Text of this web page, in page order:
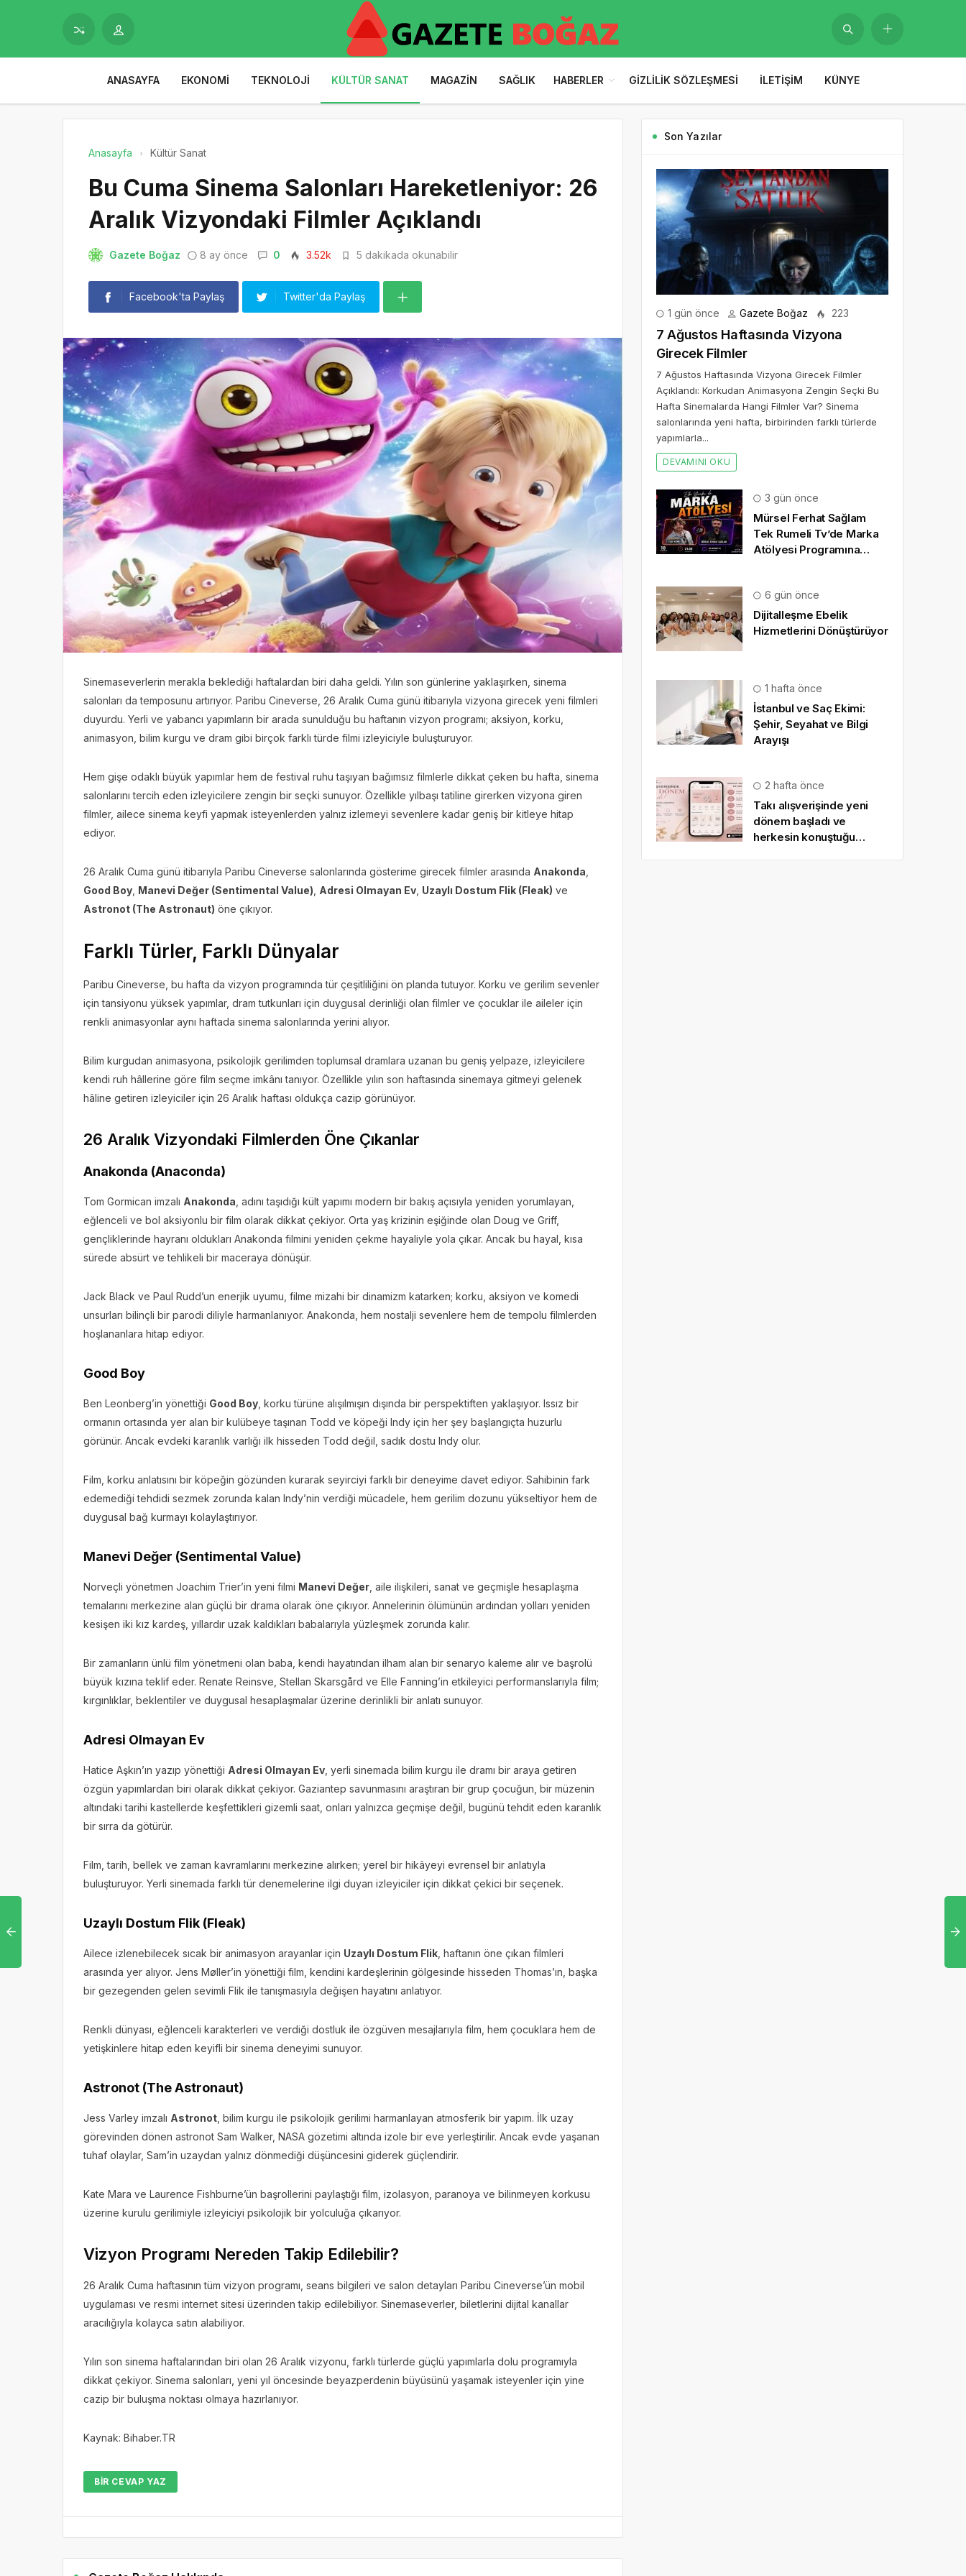
ANASAYFA EKONOMI TEKNOLOJI KÜLTÜR SANAT MAGAZIN SAĞLIK HABERLER GIZLILIK SÖZLEŞMESI İLETIŞIM KÜNYE
Anasayfa Kültür Sanat
Bu Cuma Sinema Salonları Hareketleniyor: 26
Aralık Vizyondaki Filmler Açıklandı
Gazete Boğaz 8 ay önce 0 3.52k 5 dakikada okunabilir
Facebook'ta Paylaş Twitter'da Paylaş
Sinemaseverlerin merakla beklediği haftalardan biri daha geldi. Yılın son günlerine yaklaşırken, sinema
salonları da temposunu artırıyor. Paribu Cineverse, 26 Aralık Cuma günü itibarıyla vizyona girecek yeni filmleri
duyurdu. Yerli ve yabancı yapımların bir arada sunulduğu bu haftanın vizyon programı; aksiyon, korku,
animasyon, bilim kurgu ve dram gibi birçok farklı türde filmi izleyiciyle buluşturuyor.
Hem gişe odaklı büyük yapımlar hem de festival ruhu taşıyan bağımsız filmlerle dikkat çeken bu hafta, sinema
salonlarını tercih eden izleyicilere zengin bir seçki sunuyor. Özellikle yılbaşı tatiline girerken vizyona giren
filmler, ailece sinema keyfi yapmak isteyenlerden yalnız izlemeyi sevenlere kadar geniş bir kitleye hitap
ediyor.
26 Aralık Cuma günü itibarıyla Paribu Cineverse salonlarında gösterime girecek filmler arasında Anakonda
Good Boy Manevi Değer (Sentimental Value) Adresi Olmayan Ev Uzaylı Dostum Flik (Fleak) ve
Astronot (The Astronaut) öne çıkıyor.
Farklı Türler, Farklı Dünyalar
Paribu Cineverse, bu hafta da vizyon programında tür çeşitliliğini ön planda tutuyor. Korku ve gerilim sevenler
için tansiyonu yüksek yapımlar, dram tutkunları için duygusal derinliği olan filmler ve çocuklar ile aileler için
renkli animasyonlar aynı haftada sinema salonlarında yerini alıyor.
Bilim kurgudan animasyona, psikolojik gerilimden toplumsal dramlara uzanan bu geniş yelpaze, izleyicilere
kendi ruh hâllerine göre film seçme imkânı tanıyor. Özellikle yılın son haftasında sinemaya gitmeyi gelenek
hâline getiren izleyiciler için 26 Aralık haftası oldukça cazip görünüyor.
26 Aralık Vizyondaki Filmlerden Öne Çıkanlar
Anakonda (Anaconda)
Tom Gormican imzalı Anakonda , adını taşıdığı kült yapımı modern bir bakış açısıyla yeniden yorumlayan,
eğlenceli ve bol aksiyonlu bir film olarak dikkat çekiyor. Orta yaş krizinin eşiğinde olan Doug ve Griff,
gençliklerinde hayranı oldukları Anakonda filmini yeniden çekme hayaliyle yola çıkar. Ancak bu hayal, kısa
sürede absürt ve tehlikeli bir maceraya dönüşür.
Jack Black ve Paul Rudd’un enerjik uyumu, filme mizahi bir dinamizm katarken; korku, aksiyon ve komedi
unsurları bilinçli bir parodi diliyle harmanlanıyor. Anakonda, hem nostalji sevenlere hem de tempolu filmlerden
hoşlananlara hitap ediyor.
Good Boy
Ben Leonberg’in yönettiği Good Boy , korku türüne alışılmışın dışında bir perspektiften yaklaşıyor. Issız bir
ormanın ortasında yer alan bir kulübeye taşınan Todd ve köpeği Indy için her şey başlangıçta huzurlu
görünür. Ancak evdeki karanlık varlığı ilk hisseden Todd değil, sadık dostu Indy olur.
Film, korku anlatısını bir köpeğin gözünden kurarak seyirciyi farklı bir deneyime davet ediyor. Sahibinin fark
edemediği tehdidi sezmek zorunda kalan Indy’nin verdiği mücadele, hem gerilim dozunu yükseltiyor hem de
duygusal bağ kurmayı kolaylaştırıyor.
Manevi Değer (Sentimental Value)
Norveçli yönetmen Joachim Trier’in yeni filmi Manevi Değer , aile ilişkileri, sanat ve geçmişle hesaplaşma
temalarını merkezine alan güçlü bir drama olarak öne çıkıyor. Annelerinin ölümünün ardından yolları yeniden
kesişen iki kız kardeş, yıllardır uzak kaldıkları babalarıyla yüzleşmek zorunda kalır.
Bir zamanların ünlü film yönetmeni olan baba, kendi hayatından ilham alan bir senaryo kaleme alır ve başrolü
büyük kızına teklif eder. Renate Reinsve, Stellan Skarsgård ve Elle Fanning’in etkileyici performanslarıyla film;
kırgınlıklar, beklentiler ve duygusal hesaplaşmalar üzerine derinlikli bir anlatı sunuyor.
Adresi Olmayan Ev
Hatice Aşkın’ın yazıp yönettiği Adresi Olmayan Ev , yerli sinemada bilim kurgu ile dramı bir araya getiren
özgün yapımlardan biri olarak dikkat çekiyor. Gaziantep savunmasını araştıran bir grup çocuğun, bir müzenin
altındaki tarihi kastellerde keşfettikleri gizemli saat, onları yalnızca geçmişe değil, bugünü tehdit eden karanlık
bir sırra da götürür.
Film, tarih, bellek ve zaman kavramlarını merkezine alırken; yerel bir hikâyeyi evrensel bir anlatıyla
buluşturuyor. Yerli sinemada farklı tür denemelerine ilgi duyan izleyiciler için dikkat çekici bir seçenek.
Uzaylı Dostum Flik (Fleak)
Ailece izlenebilecek sıcak bir animasyon arayanlar için Uzaylı Dostum Flik , haftanın öne çıkan filmleri
arasında yer alıyor. Jens Møller’in yönettiği film, kendini kardeşlerinin gölgesinde hisseden Thomas’ın, başka
bir gezegenden gelen sevimli Flik ile tanışmasıyla değişen hayatını anlatıyor.
Renkli dünyası, eğlenceli karakterleri ve verdiği dostluk ile özgüven mesajlarıyla film, hem çocuklara hem de
yetişkinlere hitap eden keyifli bir sinema deneyimi sunuyor.
Astronot (The Astronaut)
Jess Varley imzalı Astronot , bilim kurgu ile psikolojik gerilimi harmanlayan atmosferik bir yapım. İlk uzay
görevinden dönen astronot Sam Walker, NASA gözetimi altında izole bir eve yerleştirilir. Ancak evde yaşanan
tuhaf olaylar, Sam’in uzaydan yalnız dönmediği düşüncesini giderek güçlendirir.
Kate Mara ve Laurence Fishburne’ün başrollerini paylaştığı film, izolasyon, paranoya ve bilinmeyen korkusu
üzerine kurulu gerilimiyle izleyiciyi psikolojik bir yolculuğa çıkarıyor.
Vizyon Programı Nereden Takip Edilebilir?
26 Aralık Cuma haftasının tüm vizyon programı, seans bilgileri ve salon detayları Paribu Cineverse’ün mobil
uygulaması ve resmi internet sitesi üzerinden takip edilebiliyor. Sinemaseverler, biletlerini dijital kanallar
aracılığıyla kolayca satın alabiliyor.
Yılın son sinema haftalarından biri olan 26 Aralık vizyonu, farklı türlerde güçlü yapımlarla dolu programıyla
dikkat çekiyor. Sinema salonları, yeni yıl öncesinde beyazperdenin büyüsünü yaşamak isteyenler için yine
cazip bir buluşma noktası olmaya hazırlanıyor.
Kaynak: Bihaber.TR
BIR CEVAP YAZ
Son Yazılar
1 gün önce Gazete Boğaz 223
7 Ağustos Haftasında Vizyona
Girecek Filmler
7 Ağustos Haftasında Vizyona Girecek Filmler
Açıklandı: Korkudan Animasyona Zengin Seçki Bu
Hafta Sinemalarda Hangi Filmler Var? Sinema
salonlarında yeni hafta, birbirinden farklı türlerde
yapımlarla...
DEVAMINI OKU
3 gün önce
Mürsel Ferhat Sağlam
Tek Rumeli Tv’de Marka
Atölyesi Programına
6 gün önce
Dijitalleşme Ebelik
Hizmetlerini Dönüştürüyor
1 hafta önce
İstanbul ve Saç Ekimi:
Şehir, Seyahat ve Bilgi
Arayışı
2 hafta önce
Takı alışverişinde yeni
dönem başladı ve
herkesin konuştuğu